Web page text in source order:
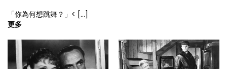
夏日國際電影節2024
十一、十二月節目
「你為何想跳舞？」 < [...]
更多